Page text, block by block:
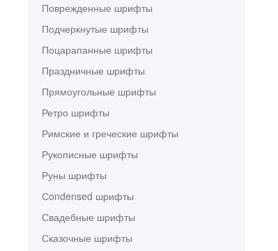
Поврежденные шрифты
Подчеркнутые шрифты
Поцарапанные шрифты
Праздничные шрифты
Прямоугольные шрифты
Ретро шрифты
Римские и греческие шрифты
Рукописные шрифты
Руны шрифты
Сondensed шрифты
Свадебные шрифты
Сказочные шрифты